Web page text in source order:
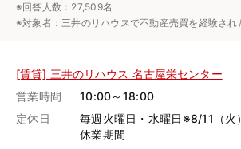
※回答人数：27,509名
※対象者：三井のリハウスで不動産売買を経験され
[賃貸] 三井のリハウス 名古屋栄センター
営業時間
10:00～18:00
定休日
毎週火曜日・水曜日※8/11（
休業期間